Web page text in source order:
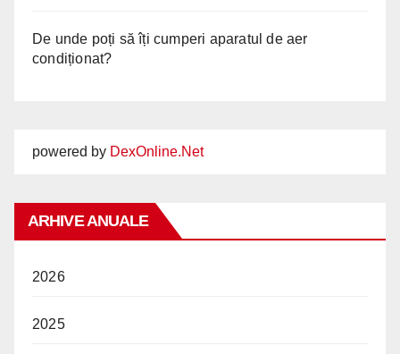
De unde poți să îți cumperi aparatul de aer
condiționat?
powered by DexOnline.Net
ARHIVE ANUALE
2026
2025